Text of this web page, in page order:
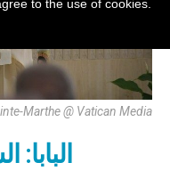
Marthe @ Vatican Media
to the use of cookies.